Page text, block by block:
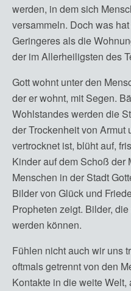
werden, in dem sich
versammeln. Doch was
Geringeres als die
der im Allerheiligsten des
Gott wohnt unter den
der er wohnt, mit Segen.
Wohlstandes werden die
der Trockenheit von Armut
vertrocknet ist, blüht auf,
Kinder auf dem Schoß der
Menschen in der Stadt
Bilder von Glück und
Propheten zeigt. Bilder,
werden können.
Fühlen nicht auch wir uns
oftmals getrennt von den
Kontakte in die weite